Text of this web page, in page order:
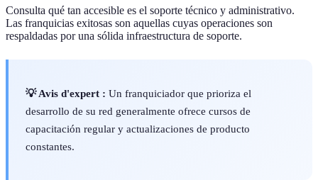
Consulta qué tan accesible es el soporte técnico y administrativo.
Las franquicias exitosas son aquellas cuyas operaciones son
respaldadas por una sólida infraestructura de soporte.
💡 Avis d'expert : Un franquiciador que prioriza el
desarrollo de su red generalmente ofrece cursos de
capacitación regular y actualizaciones de producto
constantes.